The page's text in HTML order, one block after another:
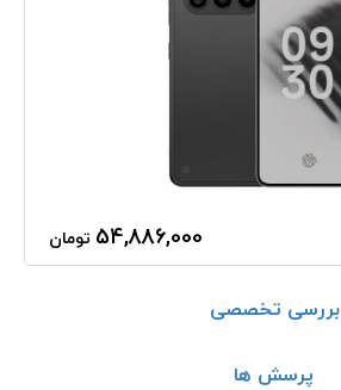
54,886,000 تومان
بررسی تخصصی
پرسش ها